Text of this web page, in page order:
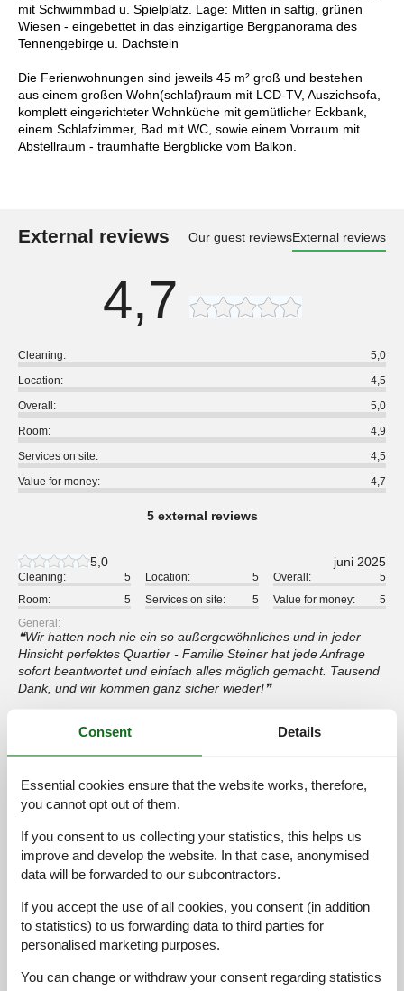
mit Schwimmbad u. Spielplatz. Lage: Mitten in saftig, grünen
Wiesen - eingebettet in das einzigartige Bergpanorama des
Tennengebirge u. Dachstein
Die Ferienwohnungen sind jeweils 45 m² groß und bestehen
aus einem großen Wohn(schlaf)raum mit LCD-TV, Ausziehsofa,
komplett eingerichteter Wohnküche mit gemütlicher Eckbank,
einem Schlafzimmer, Bad mit WC, sowie einem Vorraum mit
Abstellraum - traumhafte Bergblicke vom Balkon.
External reviews Our guest reviewsExternal reviews
4,7
Cleaning:
5,0
Location:
4,5
Overall:
5,0
Room:
4,9
Services on site:
4,5
Value for money:
4,7
5 external reviews
5,0 juni 2025
Cleaning: 5 Location: 5 Overall:
5
Room:
5 Services on site: 5 Value for money:
5
General:
Wir hatten noch nie ein so außergewöhnliches und in jeder
Hinsicht perfektes Quartier - Familie Steiner hat jede Anfrage
sofort beantwortet und einfach alles möglich gemacht. Tausend
Dank, und wir kommen ganz sicher wieder!
4,6 september 2024
Cleaning: 5 Location: 4 Overall:
Room:
5 Services on site: 5 Value for money:
General:
sehr gutem Zustand. Aufenthaltsraum, Schuhtrockner und
Skiraum sind ebenfalls vorhanden. Die sonnige Lage ist top,
auch wenn man zu den Skigebieten dann leider etwas fahren
Kindern alles, was sie brauchen. Leider fehlt ein richtiger
Consent Details
Essential cookies ensure that the website works, therefore,
you cannot opt out of them.
If you consent to us collecting your statistics, this helps us
improve and develop the website. In that case, anonymised
data will be forwarded to our subcontractors.
If you accept the use of all cookies, you consent (in addition
to statistics) to us forwarding data to third parties for
personalised marketing purposes.
You can change or withdraw your consent regarding statistics